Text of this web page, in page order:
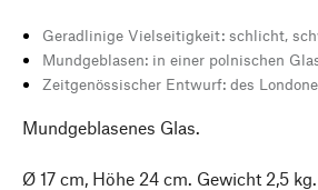
Geradlinige Vielseitigkeit: schlicht,
Mundgeblasen: in einer polnischen
Zeitgenössischer Entwurf: des
Mundgeblasenes Glas.
Ø 17 cm, Höhe 24 cm. Gewicht 2,5 kg.